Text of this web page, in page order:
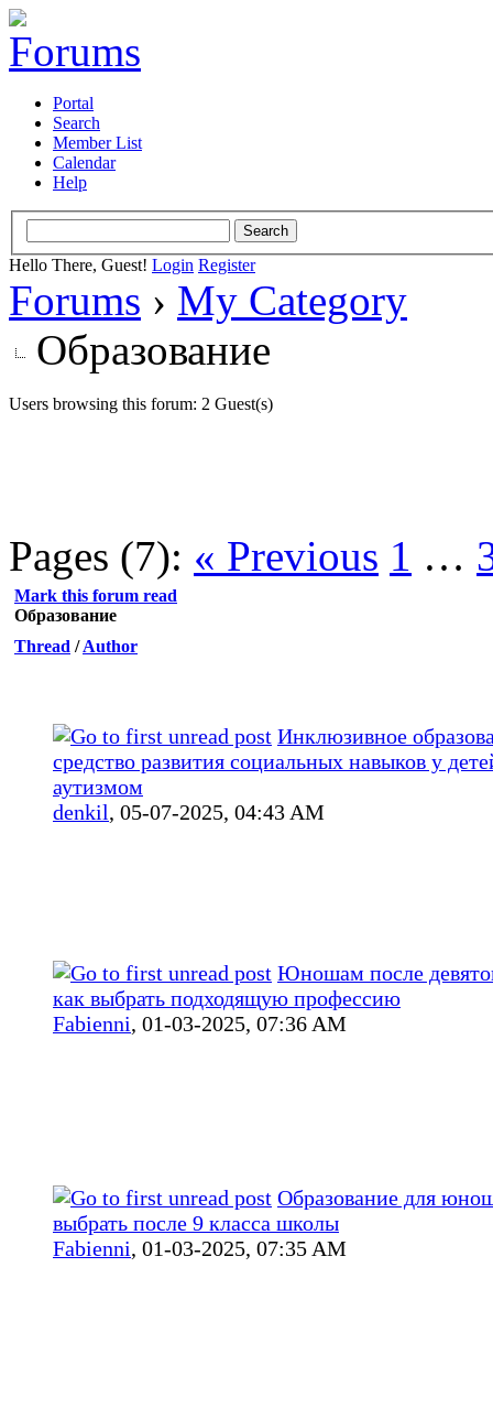
Portal
Search
Member List
Calendar
Help
Hello There, Guest! Login Register
Forums › My Category
Образование
Users browsing this forum: 2 Guest(s)
Pages (7): « Previous 1 …
Mark this forum read
Образование
Thread /Author
Инклюзивное
средство развития социальных навыков у
аутизмом
denkil, 05-07-2025, 04:43 AM
Юношам после
как выбрать подходящую профессию
Fabienni, 01-03-2025, 07:36 AM
Образование для
выбрать после 9 класса школы
Fabienni, 01-03-2025, 07:35 AM